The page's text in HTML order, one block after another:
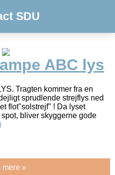
SDU
ABC lys
Tragten kommer fra en
sprudlende strejflys ned
flot"solstrejf" ! Da lyset
bliver skyggerne gode
mere »